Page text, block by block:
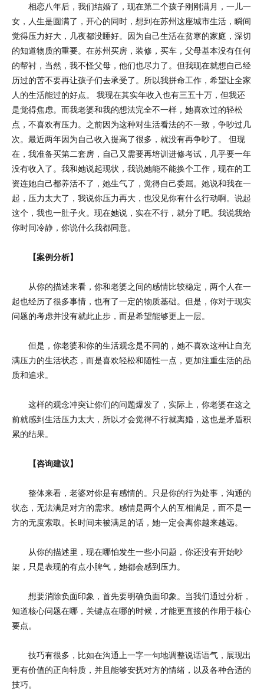
相恋八年后，我们结婚了，现在第二个孩子刚刚满月，一儿一
女，人生是圆满了，开心的同时，想到在苏州这座城市生活，瞬间
觉得压力好大，几夜都没睡好。因为自己生活在贫寒的家庭，深切
的知道物质的重要。在苏州买房，装修，买车，父母基本没有任何
的帮衬，当然，我不怪父母，他们也尽力了。但我现在就想自己经
历过的苦不要再让孩子们去承受了。所以我拼命工作，希望让全家
人的生活能过的好点。 我现在其实年收入也有三五十万，但我还
是觉得焦虑。而我老婆和我的想法完全不一样，她喜欢过的轻松
点，不喜欢有压力。之前因为这种对生活看法的不一致，争吵过几
次。最近两年因为自己收入提高了很多，就没有再争吵了。 但现
在，我准备买第二套房，自己又需要再培训进修考试，几乎要一年
没有收入了。我和她说起现状，我说她能不能换个工作，现在的工
资连她自己都养活不了，她生气了，觉得自己委屈。她说和我在一
起，压力太大了，我说你压力再大，也没见你有什么行动啊。说起
这个，我也一肚子火。现在她说，实在不行，就分了吧。我说我给
你时间冷静，你说什么我都同意。
【案例分析】
从你的描述来看，你和老婆之间的感情比较稳定，两个人在一
起也经历了很多事情，也有了一定的物质基础。但是，你对于现实
问题的考虑并没有就此止步，而是希望能够更上一层。
但是，你老婆和你的生活观念是不同的，她不喜欢这种让自充
满压力的生活状态，而是喜欢轻松和随性一点，更加注重生活的品
质和追求。
这样的观念冲突让你们的问题爆发了，实际上，你老婆在这之
前就感到生活压力太大，所以才会觉得不行就离婚，这也是矛盾积
累的结果。
【咨询建议】
整体来看，老婆对你是有感情的。只是你的行为处事，沟通的
状态，无法满足对方的需求。感情是两个人的互相满足，而不是一
方的无度索取。长时间未被满足的话，她一定会离你越来越远。
从你的描述里，现在哪怕发生一些小问题，你还没有开始吵
架，只是表现的有点小脾气，她都会感到压力。
想要消除负面印象，首先要明确负面印象。当我们通过分析，
知道核心问题在哪，关键点在哪的时候，才能更直接的作用于核心
要点。
技巧有很多，比如在沟通上一字一句地调整说话语气，展现出
更有价值的正向特质，并且能够安抚对方的情绪，以及各种合适的
技巧。